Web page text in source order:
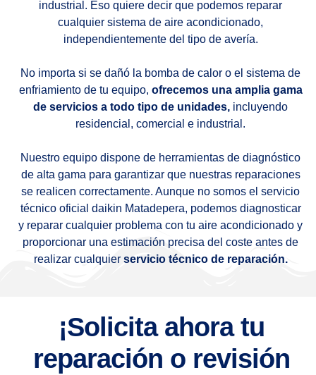
industrial. Eso quiere decir que podemos reparar
cualquier sistema de aire acondicionado,
independientemente del tipo de avería.
No importa si se dañó la bomba de calor o el sistema de
enfriamiento de tu equipo, ofrecemos una amplia gama
de servicios a todo tipo de unidades, incluyendo
residencial, comercial e industrial.
Nuestro equipo dispone de herramientas de diagnóstico
de alta gama para garantizar que nuestras reparaciones
se realicen correctamente. Aunque no somos el servicio
técnico oficial daikin Matadepera, podemos diagnosticar
y reparar cualquier problema con tu aire acondicionado y
proporcionar una estimación precisa del coste antes de
realizar cualquierservicio técnico de reparación.
¡Solicita ahora tu
reparación o revisión